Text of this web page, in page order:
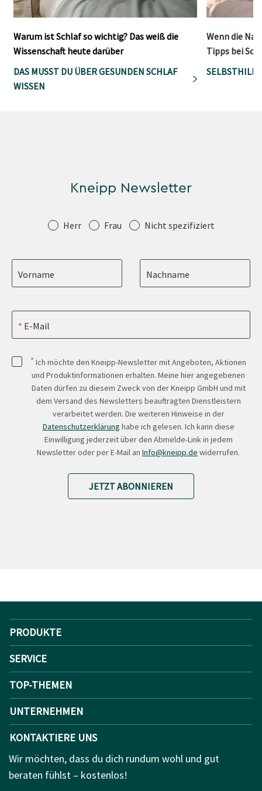
Warum ist Schlaf so wichtig? Das weiß die
Wissenschaft heute darüber
DAS MUSST DU ÜBER GESUNDEN SCHLAF
WISSEN
Wenn die
Tipps bei
Kneipp Newsletter
Anrede Herr Frau Nicht spezifiziert
Vorname Nachname
E-Mail
* Ich möchte den Kneipp-Newsletter mit Angeboten, Aktionen
und Produktinformationen erhalten. Meine hier angegebenen
Daten dürfen zu diesem Zweck von der Kneipp GmbH und mit
dem Versand des Newsletters beauftragten Dienstleistern
verarbeitet werden. Die weiteren Hinweise in der
Datenschutzerklärung habe ich gelesen. Ich kann diese
Einwilligung jederzeit über den Abmelde-Link in jedem
Newsletter oder per E-Mail an Info@kneipp.de widerrufen.
JETZT ABONNIEREN
PRODUKTE
SERVICE
TOP-THEMEN
UNTERNEHMEN
KONTAKTIERE UNS
Wir möchten, dass du dich rundum wohl und gut
beraten fühlst – kostenlos!